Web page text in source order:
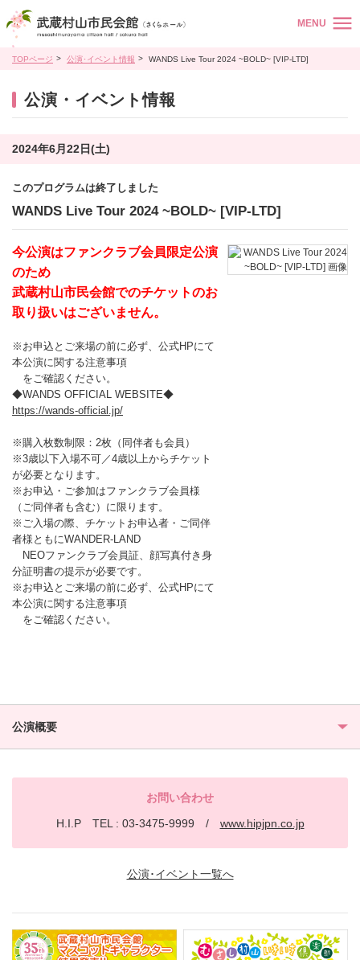
MENU
TOPページ 公演･イベント情報 WANDS Live Tour 2024 ~BOLD~ [VIP-LTD]
公演・イベント情報
2024年6月22日(土)
このプログラムは終了しました
WANDS Live Tour 2024 ~BOLD~ [VIP-LTD]
今公演はファンクラブ会員限定公演
のため
武蔵村山市民会館でのチケットのお
取り扱いはございません。
※お申込とご来場の前に必ず、公式HPにて
本公演に関する注意事項
をご確認ください。
◆WANDS OFFICIAL WEBSITE◆
https://wands-official.jp/
※購入枚数制限：2枚（同伴者も会員）
※3歳以下入場不可／4歳以上からチケット
が必要となります。
※お申込・ご参加はファンクラブ会員様
（ご同伴者も含む）に限ります。
※ご入場の際、チケットお申込者・ご同伴
者様ともにWANDER-LAND
NEOファンクラブ会員証、顔写真付き身
分証明書の提示が必要です。
※お申込とご来場の前に必ず、公式HPにて
本公演に関する注意事項
をご確認ください。
公演概要
お問い合わせ
H.I.P TEL : 03-3475-9999 / www.hipjpn.co.jp
公演･イベント一覧へ